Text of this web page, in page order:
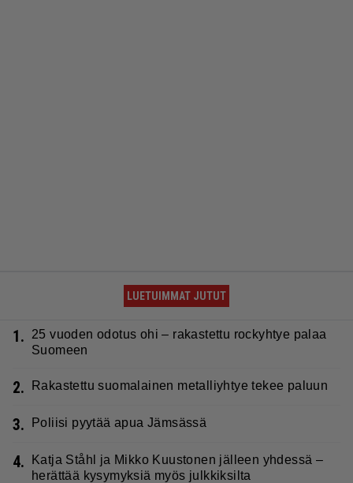
LUETUIMMAT JUTUT
1.
25 vuoden odotus ohi – rakastettu rockyhtye palaa
Suomeen
2. Rakastettu suomalainen metalliyhtye tekee paluun
3. Poliisi pyytää apua Jämsässä
4.
Katja Ståhl ja Mikko Kuustonen jälleen yhdessä –
herättää kysymyksiä myös julkkiksilta